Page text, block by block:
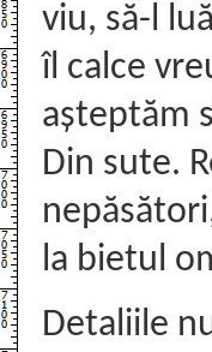
viu, să-l
îl calce
așteptăm
Din sute.
la bietul
Detaliile